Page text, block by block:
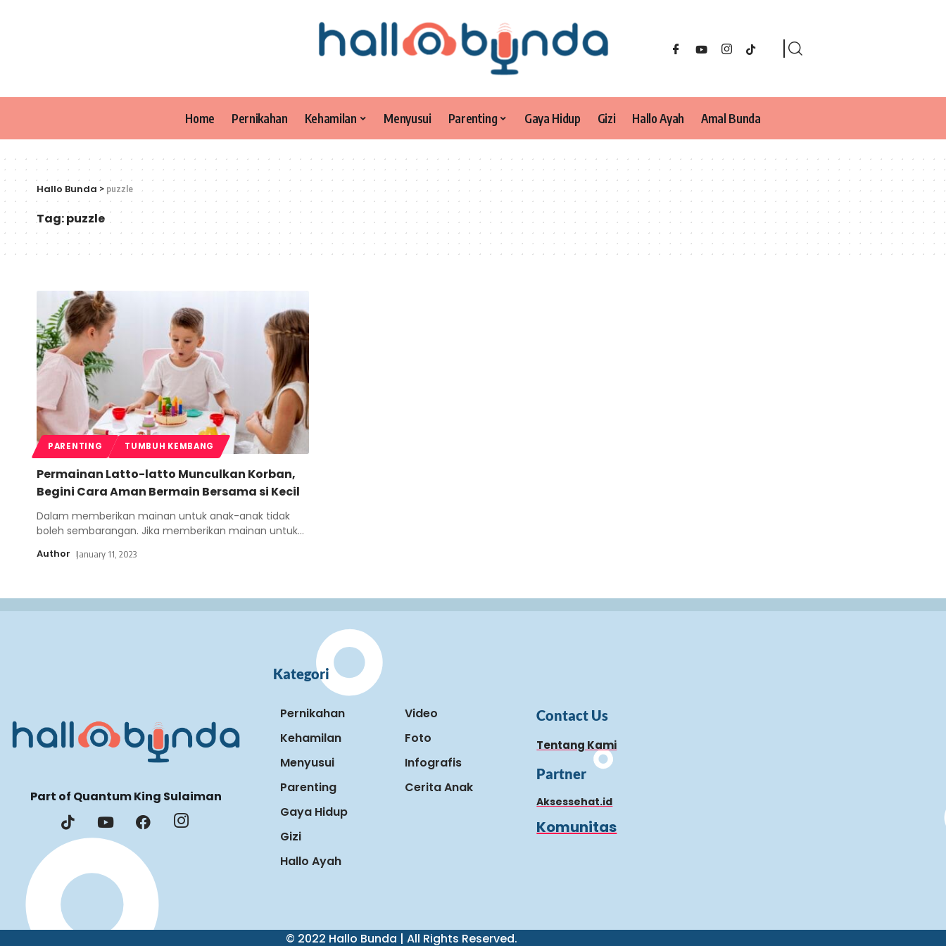
Home Pernikahan Kehamilan Menyusui Parenting Gaya Hidup Gizi Hallo Ayah Amal Bunda
Hallo Bunda > puzzle
Tag:puzzle
PARENTING TUMBUH KEMBANG
Permainan Latto-latto Munculkan Korban,
Begini Cara Aman Bermain Bersama si Kecil
Dalam memberikan mainan untuk anak-anak tidak
boleh sembarangan. Jika memberikan mainan untuk…
Author January 11, 2023
Part of Quantum King Sulaiman
Kategori
Pernikahan
Kehamilan
Menyusui
Parenting
Gaya Hidup
Gizi
Hallo Ayah
Video
Foto
Infografis
Cerita Anak
Contact Us
Tentang Kami
Partner
Aksessehat.id
Komunitas
© 2022 Hallo Bunda | All Rights Reserved.